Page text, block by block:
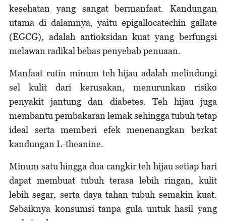
kesehatan yang sangat bermanfaat. Kandungan
utama di dalamnya, yaitu epigallocatechin gallate
(EGCG), adalah antioksidan kuat yang berfungsi
melawan radikal bebas penyebab penuaan.
Manfaat rutin minum teh hijau adalah melindungi
sel kulit dari kerusakan, menurunkan risiko
penyakit jantung dan diabetes. Teh hijau juga
membantu pembakaran lemak sehingga tubuh tetap
ideal serta memberi efek menenangkan berkat
kandungan L-theanine.
Minum satu hingga dua cangkir teh hijau setiap hari
dapat membuat tubuh terasa lebih ringan, kulit
lebih segar, serta daya tahan tubuh semakin kuat.
Sebaiknya konsumsi tanpa gula untuk hasil yang